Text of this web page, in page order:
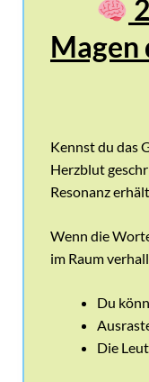
Kennst du das
Herzblut
Resonanz
Wenn die
im Raum
Du
Die